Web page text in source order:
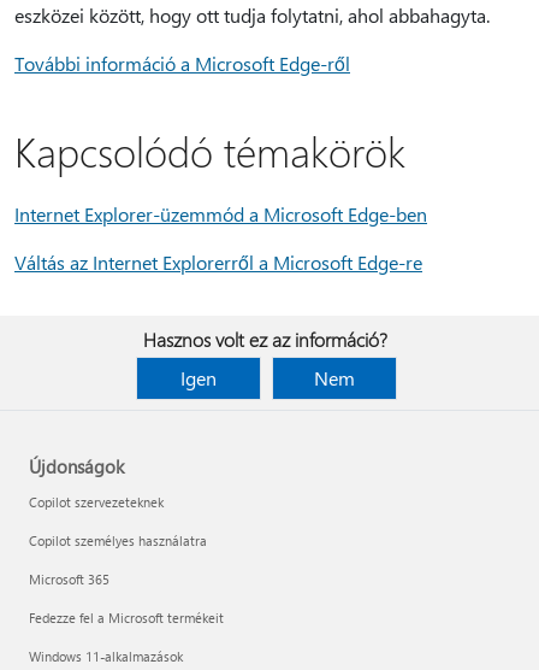
eszközei között, hogy ott tudja folytatni, ahol abbahagyta.
További információ a Microsoft Edge-ről
Kapcsolódó témakörök
Internet Explorer-üzemmód a Microsoft Edge-ben
Váltás az Internet Explorerről a Microsoft Edge-re
Hasznos volt ez az információ?
Igen
Nem
Újdonságok
Copilot szervezeteknek
Copilot személyes használatra
Microsoft 365
Fedezze fel a Microsoft termékeit
Windows 11-alkalmazások